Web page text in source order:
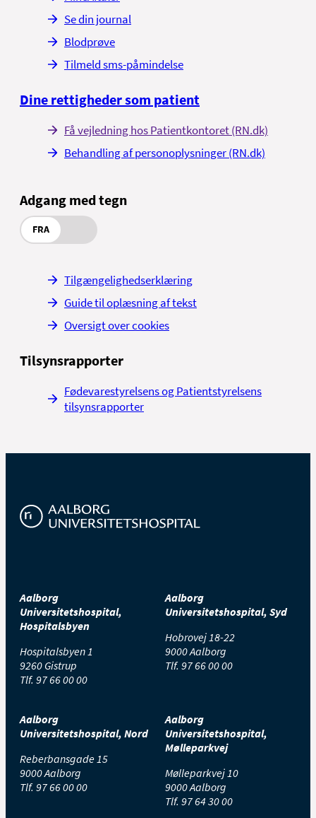
Se din journal
Blodprøve
Tilmeld sms-påmindelse
Dine rettigheder som patient
Få vejledning hos Patientkontoret (RN.dk)
Behandling af personoplysninger (RN.dk)
Adgang med tegn
FRA
Tilgængelighedserklæring
Guide til oplæsning af tekst
Oversigt over cookies
Tilsynsrapporter
Fødevarestyrelsens og Patientstyrelsens
tilsynsrapporter
Aalborg
Universitetshospital,
Hospitalsbyen
Hospitalsbyen 1
9260 Gistrup
Tlf. 97 66 00 00
Aalborg
Universitetshospital, Syd
Hobrovej 18-22
9000 Aalborg
Tlf. 97 66 00 00
Aalborg
Universitetshospital, Nord
Reberbansgade 15
9000 Aalborg
Tlf. 97 66 00 00
Aalborg
Universitetshospital,
Mølleparkvej
Mølleparkvej 10
9000 Aalborg
Tlf. 97 64 30 00